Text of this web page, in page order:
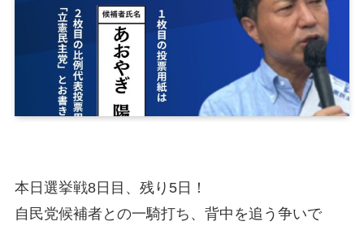
本日選挙戦8日目、残り5日！
自民党候補者との一騎打ち、背中を追う争いで